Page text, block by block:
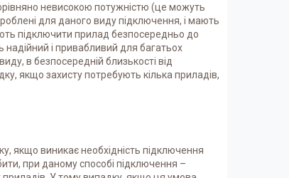
невисокою потужністю (це можуть
для даного виду підключення, і мають
підключити прилад безпосередньо до
і привабливий для багатьох
в безпосередній близькості від
якщо захисту потребують кілька приладів,
якщо виникає необхідність підключення
при даному способі підключення –